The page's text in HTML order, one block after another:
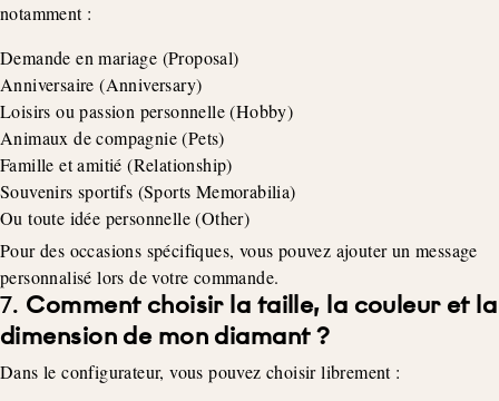
notamment :
Demande en mariage (Proposal)
Anniversaire (Anniversary)
Loisirs ou passion personnelle (Hobby)
Animaux de compagnie (Pets)
Famille et amitié (Relationship)
Souvenirs sportifs (Sports Memorabilia)
Ou toute idée personnelle (Other)
Pour des occasions spécifiques, vous pouvez ajouter un message
personnalisé lors de votre commande.
7. Comment choisir la taille, la couleur et la
dimension de mon diamant ?
Dans le configurateur, vous pouvez choisir librement :